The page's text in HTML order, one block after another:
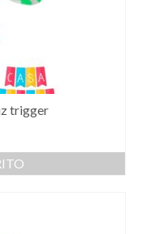
trigger